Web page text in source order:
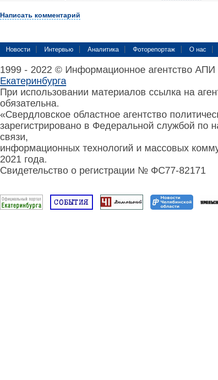
Написать комментарий
Новости Интервью Аналитика Фоторепортаж О нас
1999 - 2022 © Информационное агентство
Екатеринбурга
При использовании материалов ссылка на
обязательна.
«Свердловское областное агентство
зарегистрировано в Федеральной службой по
связи,
информационных технологий и массовых
2021 года.
Свидетельство о регистрации № ФС77-82171